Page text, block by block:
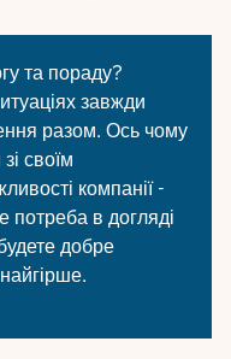
та пораду?
завжди
разом. Ось чому
своїм
компанії -
потреба в догляді
добре